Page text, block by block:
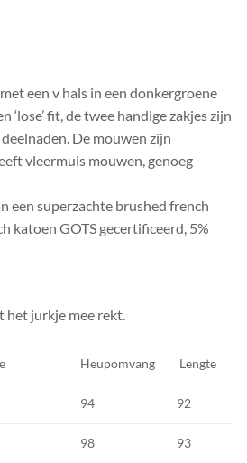
een v hals in een donkergroene
‘lose’ fit, de twee handige zakjes zijn
De mouwen zijn
vleermuis mouwen, genoeg
een superzachte brushed french
katoen GOTS gecertificeerd, 5%
het jurkje mee rekt.
Heupomvang Lengte
94 92
98 93